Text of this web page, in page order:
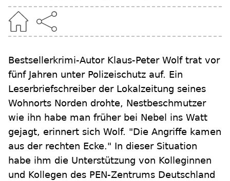
Bestsellerkrimi-Autor Klaus-Peter Wolf trat vor
fünf Jahren unter Polizeischutz auf. Ein
Leserbriefschreiber der Lokalzeitung seines
Wohnorts Norden drohte, Nestbeschmutzer
wie ihn habe man früher bei Nebel ins Watt
gejagt, erinnert sich Wolf. "Die Angriffe kamen
aus der rechten Ecke." In dieser Situation
habe ihm die Unterstützung von Kolleginnen
und Kollegen des PEN-Zentrums Deutschland